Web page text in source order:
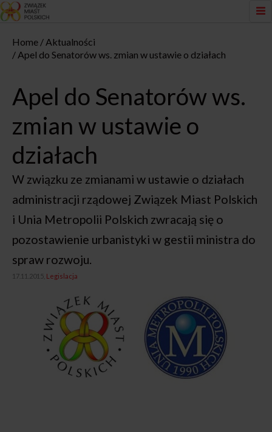
Home
Aktualności
Apel do Senatorów ws. zmian w ustawie o działach
Apel do Senatorów ws.
zmian w ustawie o
działach
W związku ze zmianami w ustawie o działach
administracji rządowej Związek Miast Polskich
i Unia Metropolii Polskich zwracają się o
pozostawienie urbanistyki w gestii ministra do
spraw rozwoju.
17.11.2015, Legislacja